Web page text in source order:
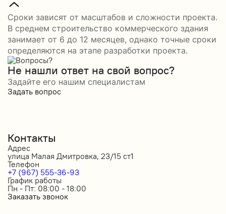
Сроки зависят от масштабов и сложности проекта.
В среднем строительство коммерческого здания
занимает от 6 до 12 месяцев, однако точные сроки
определяются на этапе разработки проекта.
Не нашли ответ на свой вопрос?
Задайте его нашим специалистам
Задать вопрос
Контакты
Адрес
улица Малая Дмитровка, 23/15 ст1
Телефон
+7 (967) 555-36-93
График работы
Пн - Пт: 08:00 - 18:00
Заказать звонок